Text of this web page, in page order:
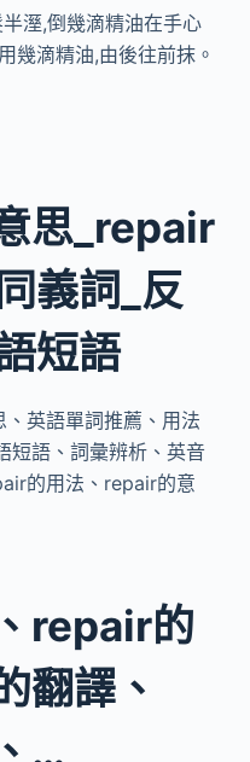
溼,倒幾滴精油在手心
幾滴精油,由後往前抹。
思_repair
義詞_反
短語
英語單詞推薦、用法
短語、詞彙辨析、英音
的用法、repair的意
repair的
翻譯、
…